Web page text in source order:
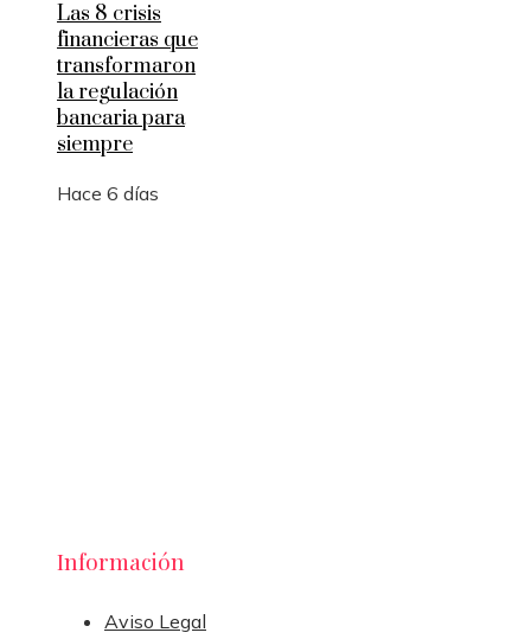
Las 8 crisis
financieras que
transformaron
la regulación
bancaria para
siempre
Hace 6 días
Información
Aviso Legal